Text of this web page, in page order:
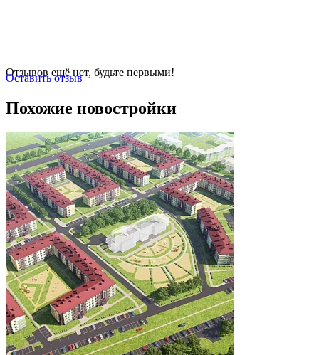
Отзывов ещё нет, будьте первыми!
Оставить отзыв
Похожие новостройки